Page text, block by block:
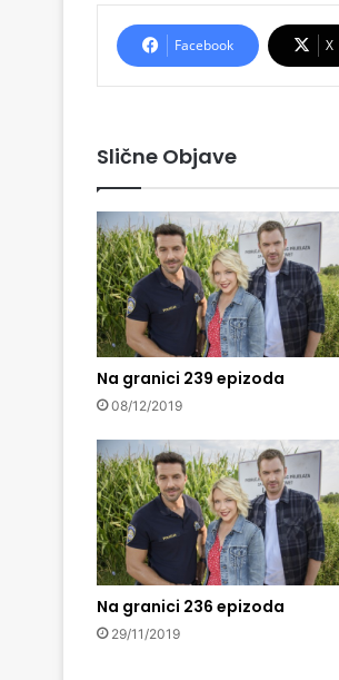
Facebook X
Slične Objave
Na granici 239 epizoda
08/12/2019
Na granici 236 epizoda
29/11/2019